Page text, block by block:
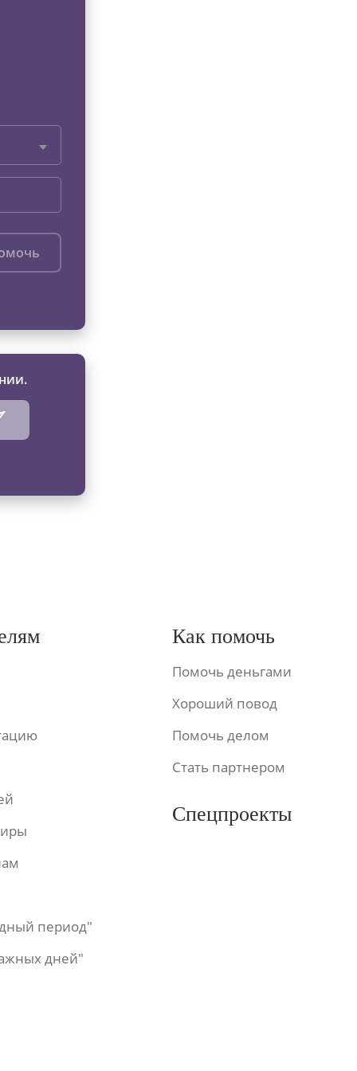
период"
дней"
Как помочь
Помочь деньгами
Хороший повод
Помочь делом
Стать партнером
Спецпроекты